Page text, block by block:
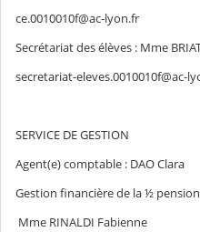
ce.0010010f@ac-lyon.fr
Secrétariat des élèves : Mme
secretariat-eleves.0010010f@ac-
SERVICE DE GESTION
Agent(e) comptable : DAO Clara
Gestion financière de la ½
Mme RINALDI Fabienne